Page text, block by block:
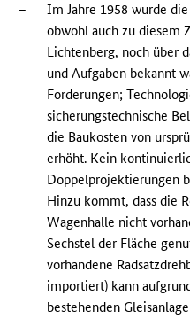
–
Im Jahre 1958 wurde
obwohl auch zu diesem
Lichtenberg, noch über
und Aufgaben bekannt
Forderungen;
sicherungstechnische
die Baukosten von
erhöht. Kein
Doppelprojektierungen
Hinzu kommt, dass die
Wagenhalle nicht
Sechstel der Fläche
vorhandene
importiert) kann
bestehenden